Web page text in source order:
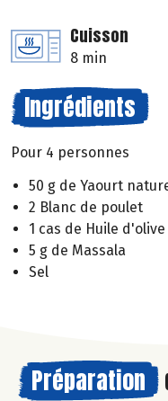
Cuisson
8 min
Ingrédients
Pour 4 personnes
50 g de Yaourt
2 Blanc de poulet
1 cas de Huile d'olive
5 g de Massala
Sel
Préparation